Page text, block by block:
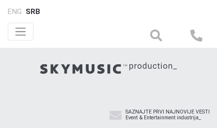
ENG SRB
SAZNAJTE PRVI NAJNOVIJE VESTI
Event & Entertainment industrija_